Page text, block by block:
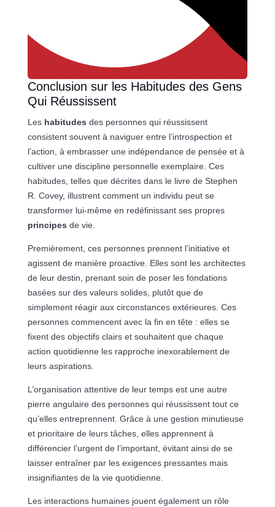
Conclusion sur les Habitudes des Gens
Qui Réussissent
Les habitudes des personnes qui réussissent
consistent souvent à naviguer entre l’introspection et
l’action, à embrasser une indépendance de pensée et à
cultiver une discipline personnelle exemplaire. Ces
habitudes, telles que décrites dans le livre de Stephen
R. Covey, illustrent comment un individu peut se
transformer lui-même en redéfinissant ses propres
principes de vie.
Premièrement, ces personnes prennent l’initiative et
agissent de manière proactive. Elles sont les architectes
de leur destin, prenant soin de poser les fondations
basées sur des valeurs solides, plutôt que de
simplement réagir aux circonstances extérieures. Ces
personnes commencent avec la fin en tête : elles se
fixent des objectifs clairs et souhaitent que chaque
action quotidienne les rapproche inexorablement de
leurs aspirations.
L’organisation attentive de leur temps est une autre
pierre angulaire des personnes qui réussissent tout ce
qu’elles entreprennent. Grâce à une gestion minutieuse
et prioritaire de leurs tâches, elles apprennent à
différencier l’urgent de l’important, évitant ainsi de se
laisser entraîner par les exigences pressantes mais
insignifiantes de la vie quotidienne.
Les interactions humaines jouent également un rôle